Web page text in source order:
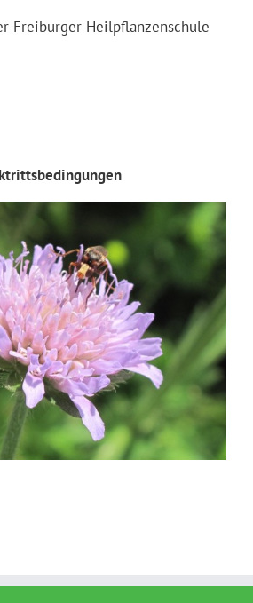
Freiburger Heilpflanzenschule